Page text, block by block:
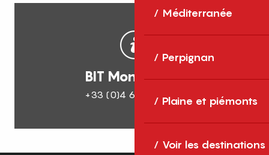
Méditerranée
Perpignan
Plaine et piémonts
Voir les destinations
BIT Mont-Louis
+33 (0)4 68 04 21 97